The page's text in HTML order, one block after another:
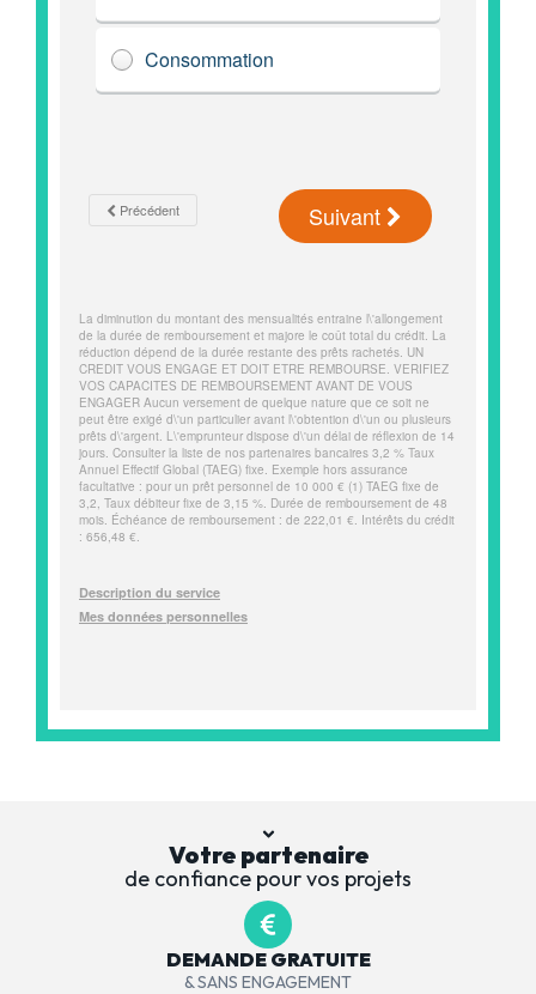
Votre partenaire
de confiance pour vos projets
DEMANDE GRATUITE
& SANS ENGAGEMENT